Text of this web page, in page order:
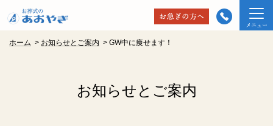
ホーム > お知らせとご案内 > GW中に痩せます！
お知らせとご案内